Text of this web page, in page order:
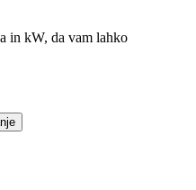
in kW, da vam lahko